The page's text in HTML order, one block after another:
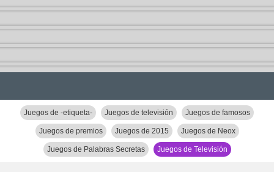
Juegos de -etiqueta- Juegos de televisión Juegos de famosos
Juegos de premios Juegos de 2015 Juegos de Neox
Juegos de Palabras Secretas Juegos de Televisión